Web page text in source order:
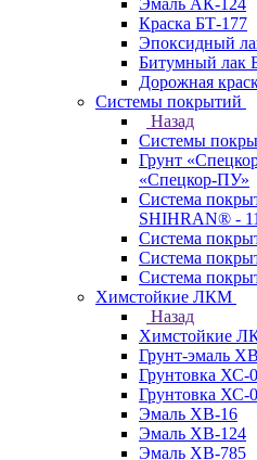
Эмаль АК-124
Краска БТ-177
Эпоксидный
Битумный лак
Дорожная
Системы покрытий
Назад
Системы
Грунт
«Спецкор-ПУ»
Система
SHIHRAN® -
Система
Система
Система
Химстойкие ЛКМ
Назад
Химстойкие
Грунт-эмаль
Грунтовка ХС-
Грунтовка ХС-
Эмаль ХВ-16
Эмаль ХВ-124
Эмаль ХВ-785